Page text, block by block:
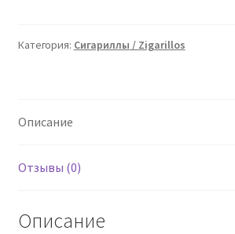
Mini
47842
Категория: Сигариллы / Zigarillos
Описание
Отзывы (0)
Описание